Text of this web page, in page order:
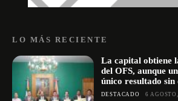
LO MÁS RECIENTE
La capital obtiene
del OFS, aunque
único resultado
DESTACADO 6